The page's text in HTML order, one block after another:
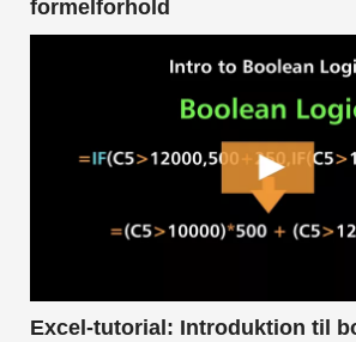
formelforhold
Excel-tutorial: Introduktion til